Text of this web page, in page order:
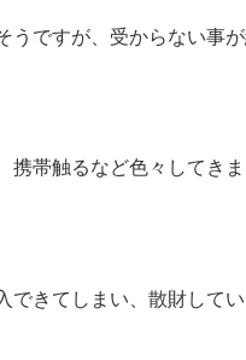
うですが、受からない事
携帯触るなど色々してき
きてしまい、散財して